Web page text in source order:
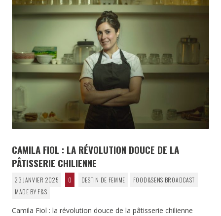
CAMILA FIOL : LA RÉVOLUTION DOUCE DE LA
PÂTISSERIE CHILIENNE
23 JANVIER 2025 0 DESTIN DE FEMME
FOOD&SENS BROADCAST
MADE BY F&S
Camila Fiol : la révolution douce de la pâtisserie chilienne